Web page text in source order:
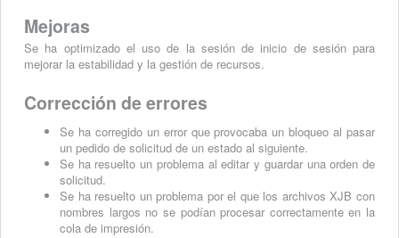
Mejoras
Se ha optimizado el uso de la sesión de inicio de sesión para
mejorar la estabilidad y la gestión de recursos.
Corrección de errores
Se ha corregido un error que provocaba un bloqueo al pasar
un pedido de solicitud de un estado al siguiente.
Se ha resuelto un problema al editar y guardar una orden de
solicitud.
Se ha resuelto un problema por el que los archivos XJB con
nombres largos no se podían procesar correctamente en la
cola de impresión.